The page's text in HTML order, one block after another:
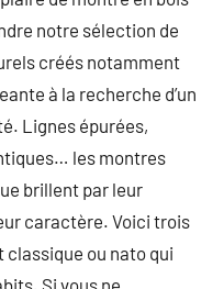
notre sélection de
créés notamment
à la recherche d’un
Lignes épurées,
les montres
brillent par leur
caractère. Voici trois
ou nato qui
Si vous ne